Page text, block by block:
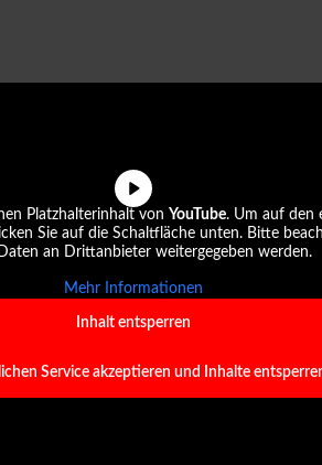
Platzhalterinhalt vonYouTube. Um auf den
Sie auf die Schaltfläche unten. Bitte
an Drittanbieter weitergegeben werden.
Mehr Informationen
Inhalt entsperren
Service akzeptieren und Inhalte